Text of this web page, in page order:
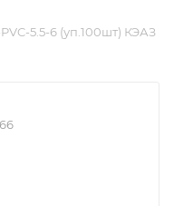
5.5-6 (уп.100шт) КЭАЗ